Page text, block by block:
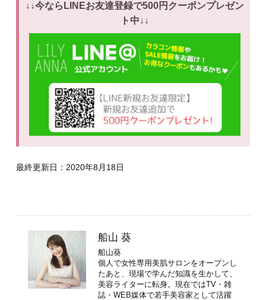
↓↓今ならLINEお友達登録で500円クーポンプレゼン
ト中↓↓
最終更新日：2020年8月18日
船山 葵
船山葵
個人で女性専用美肌サロンをオープンし
たあと、現場で学んだ知識を生かして、
美容ライターに転身。現在ではTV・雑
誌・WEB媒体で若手美容家として活躍